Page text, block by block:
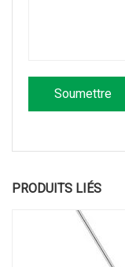
PRODUITS LIÉS